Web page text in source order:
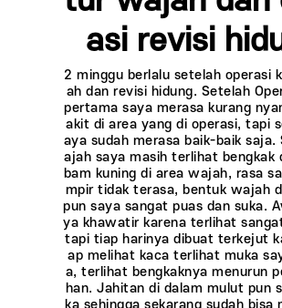
asi revisi
2 minggu berlalu setelah operasi
ah dan revisi hidung. Setelah
pertama saya merasa kurang
akit di area yang di operasi, tapi
aya sudah merasa baik-baik
ajah saya masih terlihat bengkak
bam kuning di area wajah, rasa
mpir tidak terasa, bentuk wajah
pun saya sangat puas dan suka.
ya khawatir karena terlihat
tapi tiap harinya dibuat terkejut
ap melihat kaca terlihat muka
a, terlihat bengkaknya menurun
han. Jahitan di dalam mulut pun
ka sehingga sekarang sudah bisa